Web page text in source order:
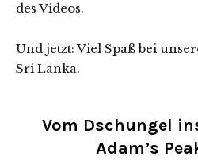
des Videos.
Und jetzt: Viel Spaß bei
Sri Lanka.
Vom Dschungel
Adam’s